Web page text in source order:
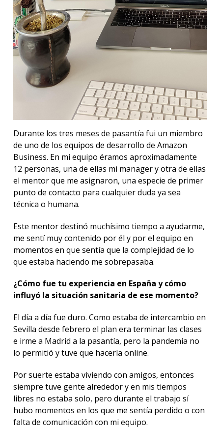
Durante los tres meses de pasantía fui un miembro
de uno de los equipos de desarrollo de Amazon
Business. En mi equipo éramos aproximadamente
12 personas, una de ellas mi manager y otra de ellas
el mentor que me asignaron, una especie de primer
punto de contacto para cualquier duda ya sea
técnica o humana.
Este mentor destinó muchísimo tiempo a ayudarme,
me sentí muy contenido por él y por el equipo en
momentos en que sentía que la complejidad de lo
que estaba haciendo me sobrepasaba.
¿Cómo fue tu experiencia en España y cómo
influyó la situación sanitaria de ese momento?
El día a día fue duro. Como estaba de intercambio en
Sevilla desde febrero el plan era terminar las clases
e irme a Madrid a la pasantía, pero la pandemia no
lo permitió y tuve que hacerla online.
Por suerte estaba viviendo con amigos, entonces
siempre tuve gente alrededor y en mis tiempos
libres no estaba solo, pero durante el trabajo sí
hubo momentos en los que me sentía perdido o con
falta de comunicación con mi equipo.